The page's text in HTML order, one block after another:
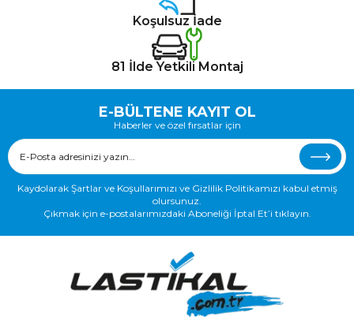
Koşulsuz İade
81 İlde Yetkili Montaj
E-BÜLTENE KAYIT OL
Haberler ve özel fırsatlar için
Kaydolarak Şartlar ve Koşullarımızı ve Gizlilik Politikamızı kabul etmiş
olursunuz.
Çıkmak için e-postalarımızdaki Aboneliği İptal Et’i tıklayın.